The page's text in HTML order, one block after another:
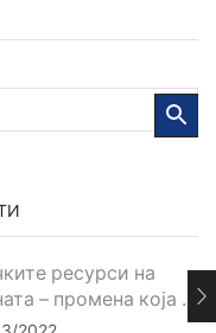
ресурси на
– промена која ...